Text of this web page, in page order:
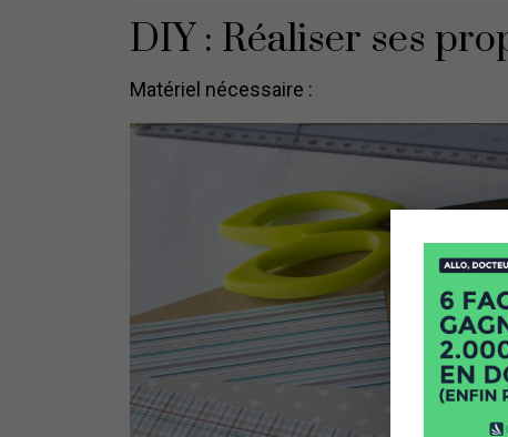
DIY : Réaliser ses
Matériel nécessaire :